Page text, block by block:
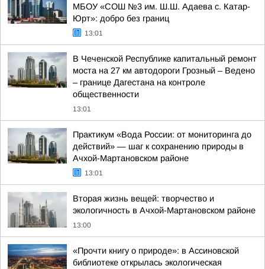
МБОУ «СОШ №3 им. Ш.Ш. Адаева с. Катар-
Юрт»: добро без границ
13:01
В Чеченской Республике капитальный ремонт
моста на 27 км автодороги Грозный – Ведено
– границе Дагестана на контроле
общественности
13:01
Практикум «Вода России: от мониторинга до
действий» — шаг к сохранению природы в
Ачхой-Мартановском районе
13:01
Вторая жизнь вещей: творчество и
экологичность в Ачхой-Мартановском районе
13:00
«Прочти книгу о природе»: в Ассиновской
библиотеке открылась экологическая